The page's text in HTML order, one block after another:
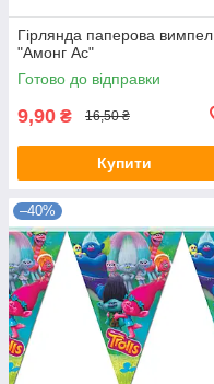
Гірлянда паперова вимпел
"Амонг Ас"
Готово до відправки
9,90 ₴ 16,50 ₴
Купити
–40%